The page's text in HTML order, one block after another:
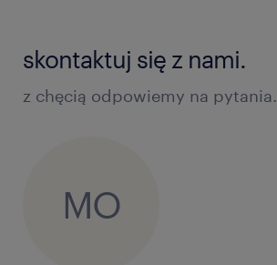
skontaktuj się z nami.
z chęcią odpowiemy na pytania.
MO